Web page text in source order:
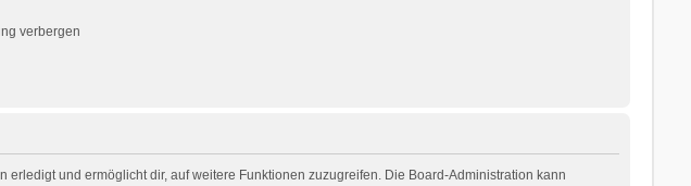
verbergen
und ermöglicht dir, auf weitere Funktionen zuzugreifen. Die Board-Administration kann